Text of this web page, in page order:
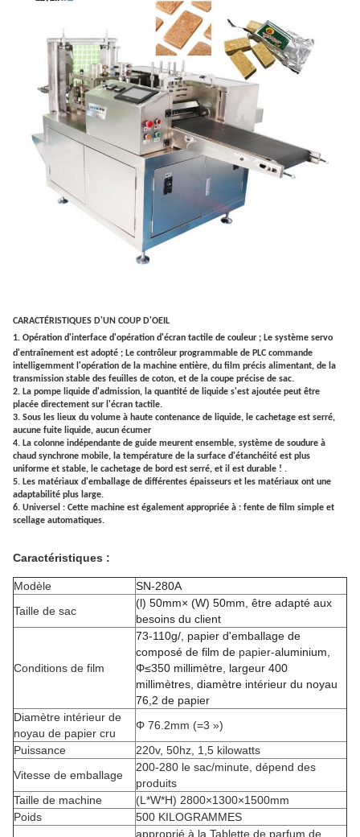
CARACTÉRISTIQUES D'UN COUP D'OEIL
1. Opération d'interface d'opération d'écran tactile de couleur ; Le système servo
d'entraînement est adopté ; Le contrôleur programmable de PLC commande
intelligemment l'opération de la machine entière, du film précis alimentant, de la
transmission stable des feuilles de coton, et de la coupe précise de sac.
2. La pompe liquide d'admission, la quantité de liquide s'est ajoutée peut être
placée directement sur l'écran tactile.
3. Sous les lieux du volume à haute contenance de liquide, le cachetage est serré,
aucune fuite liquide, aucun écumer
4. La colonne indépendante de guide meurent ensemble, système de soudure à
chaud synchrone mobile, la température de la surface d'étanchéité est plus
uniforme et stable, le cachetage de bord est serré, et il est durable ! .
5. Les matériaux d'emballage de différentes épaisseurs et les matériaux ont une
adaptabilité plus large.
6. Universel : Cette machine est également appropriée à : fente de film simple et
scellage automatiques.
Caractéristiques :
Modèle
SN-280A
Taille de sac
(l) 50mm× (W) 50mm, être adapté aux
besoins du client
Conditions de film
73-110g/ , papier d'emballage de
composé de film de papier-aluminium,
Φ≤350 millimètre, largeur 400
millimètres, diamètre intérieur du noyau
76,2 de papier
Diamètre intérieur de
noyau de papier cru
Φ 76.2mm (=3 »)
Puissance
220v, 50hz, 1,5 kilowatts
Vitesse de emballage
200-280 le sac/minute, dépend des
produits
Taille de machine
(L*W*H) 2800×1300×1500mm
Poids
500 KILOGRAMMES
approprié à la Tablette de parfum de